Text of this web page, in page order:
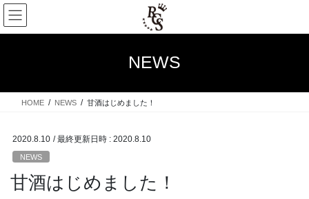
コ
ン
テ
ス
ナ
ビ
ゲ
ン
NEWS
HOME NEWS 甘酒はじめました！
2020.8.10 / 最終更新日時 : 2020.8.10
NEWS
甘酒はじめました！